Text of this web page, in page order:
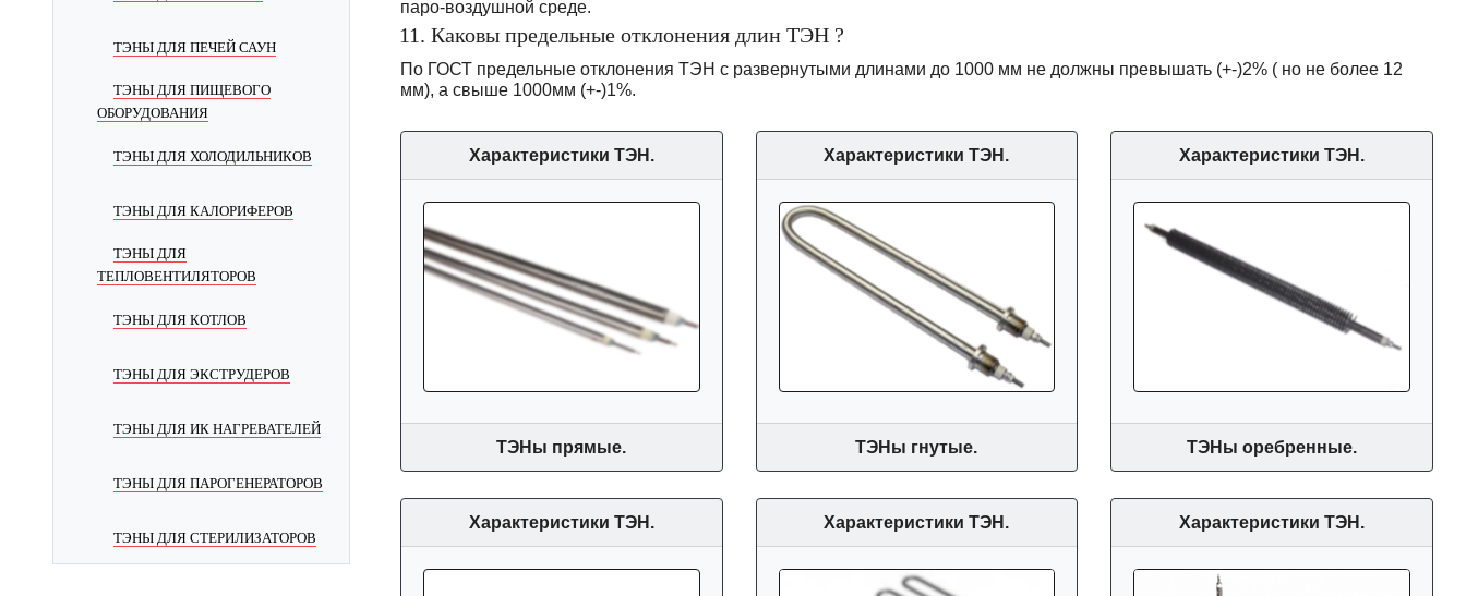
ТЭНЫ ДЛЯ ПЕЧЕЙ САУН
ТЭНЫ ДЛЯ ПИЩЕВОГО
ОБОРУДОВАНИЯ
ТЭНЫ ДЛЯ ХОЛОДИЛЬНИКОВ
ТЭНЫ ДЛЯ КАЛОРИФЕРОВ
ТЭНЫ ДЛЯ
ТЕПЛОВЕНТИЛЯТОРОВ
ТЭНЫ ДЛЯ КОТЛОВ
ТЭНЫ ДЛЯ ЭКСТРУДЕРОВ
ТЭНЫ ДЛЯ ИК НАГРЕВАТЕЛЕЙ
ТЭНЫ ДЛЯ ПАРОГЕНЕРАТОРОВ
ТЭНЫ ДЛЯ СТЕРИЛИЗАТОРОВ
паро-воздушной среде.
11. Каковы предельные отклонения длин ТЭН ?
По ГОСТ предельные отклонения ТЭН с развернутыми длинами до 1000 мм не должны превышать (+-)2% ( но не более 12
мм), а свыше 1000мм (+-)1%.
Характеристики ТЭН.
ТЭНы прямые.
Характеристики ТЭН.
ТЭНы гнутые.
Характеристики ТЭН.
ТЭНы оребренные.
Характеристики ТЭН. Характеристики ТЭН. Характеристики ТЭН.